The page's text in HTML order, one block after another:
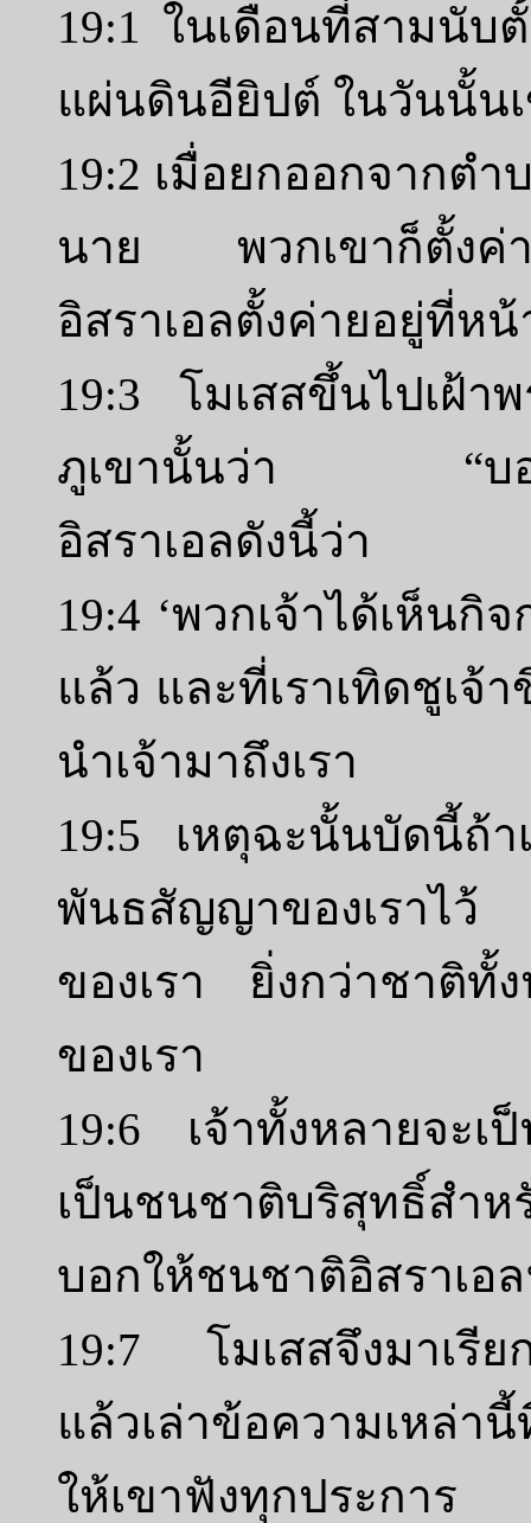
19:1 ในเดือนที่สามนับ
แผ่นดินอียิปต์ ในวันนั้น
19:2 เมื่อยกออกจากต
นาย พวกเขาก็ตั้งค่
อิสราเอลตั้งค่ายอยู่ที่ห
19:3 โมเสสขึ้นไปเฝ้า
ภูเขานั้นว่า “บอกว
อิสราเอลดังนี้ว่า
19:4 ‘พวกเจ้าได้เห็นกิ
แล้ว และที่เราเทิดชูเจ้
นำเจ้ามาถึงเรา
19:5 เหตุฉะนั้นบัดนี้ถ้า
พันธสัญญาของเราไว้
ของเรา ยิ่งกว่าชาติทั้
ของเรา
19:6 เจ้าทั้งหลายจะ
เป็นชนชาติบริสุทธิ์สำห
บอกให้ชนชาติอิสราเอล
19:7 โมเสสจึงมาเรี
แล้วเล่าข้อความเหล่า
ให้เขาฟังทุกประการ